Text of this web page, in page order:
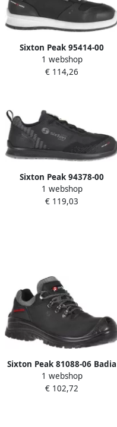
Sixton Peak 95414-00
Windex Hoog S3 | Zwart Wit
| 00.091.027.38
1 webshop
€ 114,26
Sixton Peak 94378-00
Auckland Laag S3 ESD SRC |
Zwart | 00.091.120.36
1 webshop
€ 119,03
Sixton Peak 81088-06 Badia
Laag S3 | Zwart |
11.091.024.43
1 webshop
€ 102,72